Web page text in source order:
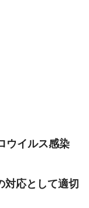
ウイルス感染
応として適切